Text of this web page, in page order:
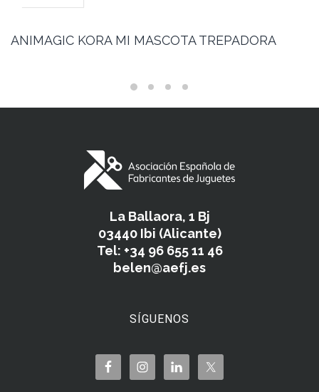
ANIMAGIC KORA MI MASCOTA TREPADORA
La Ballaora, 1 Bj
03440 Ibi (Alicante)
Tel: +34 96 655 11 46
belen@aefj.es
SÍGUENOS